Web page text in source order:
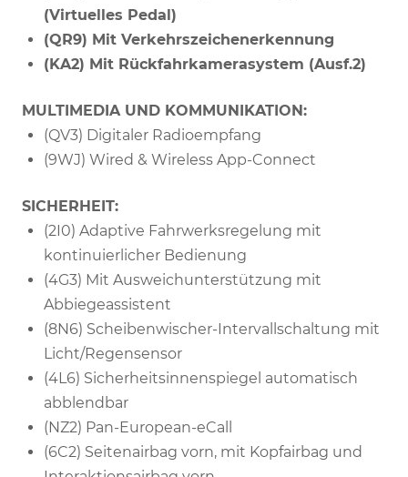
(Virtuelles Pedal)
(QR9) Mit Verkehrszeichenerkennung
(KA2) Mit Rückfahrkamerasystem (Ausf.2)
MULTIMEDIA UND KOMMUNIKATION:
(QV3) Digitaler Radioempfang
(9WJ) Wired & Wireless App-Connect
SICHERHEIT:
(2I0) Adaptive Fahrwerksregelung mit
kontinuierlicher Bedienung
(4G3) Mit Ausweichunterstützung mit
Abbiegeassistent
(8N6) Scheibenwischer-Intervallschaltung mit
Licht/Regensensor
(4L6) Sicherheitsinnenspiegel automatisch
abblendbar
(NZ2) Pan-European-eCall
(6C2) Seitenairbag vorn, mit Kopfairbag und